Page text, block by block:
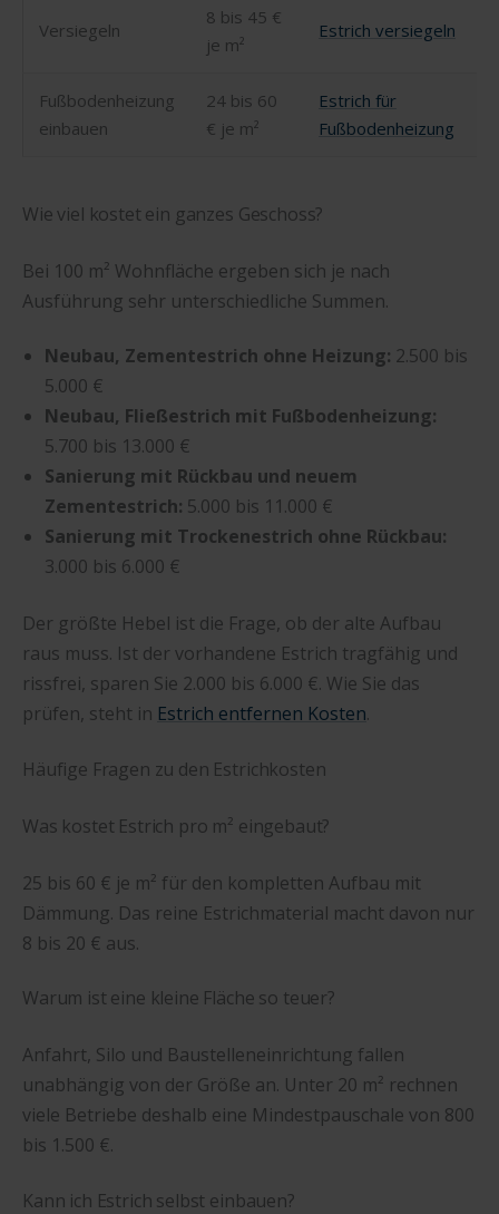
Versiegeln
8 bis 45 €
je m²
Estrich versiegeln
Fußbodenheizung
einbauen
24 bis 60
€ je m²
Estrich für
Fußbodenheizung
Wie viel kostet ein ganzes Geschoss?
Bei 100 m² Wohnfläche ergeben sich je nach
Ausführung sehr unterschiedliche Summen.
Neubau, Zementestrich ohne Heizung: 2.500 bis
5.000 €
Neubau, Fließestrich mit Fußbodenheizung:
5.700 bis 13.000 €
Sanierung mit Rückbau und neuem
Zementestrich: 5.000 bis 11.000 €
Sanierung mit Trockenestrich ohne Rückbau:
3.000 bis 6.000 €
Der größte Hebel ist die Frage, ob der alte Aufbau
raus muss. Ist der vorhandene Estrich tragfähig und
rissfrei, sparen Sie 2.000 bis 6.000 €. Wie Sie das
prüfen, steht in Estrich entfernen Kosten.
Häufige Fragen zu den Estrichkosten
Was kostet Estrich pro m² eingebaut?
25 bis 60 € je m² für den kompletten Aufbau mit
Dämmung. Das reine Estrichmaterial macht davon nur
8 bis 20 € aus.
Warum ist eine kleine Fläche so teuer?
Anfahrt, Silo und Baustelleneinrichtung fallen
unabhängig von der Größe an. Unter 20 m² rechnen
viele Betriebe deshalb eine Mindestpauschale von 800
bis 1.500 €.
Kann ich Estrich selbst einbauen?